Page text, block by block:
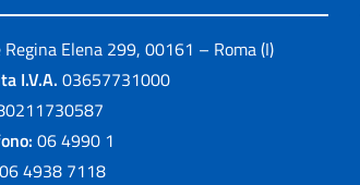
Regina Elena 299, 00161 – Roma (I)
I.V.A. 03657731000
06 4990 1
06 4938 7118